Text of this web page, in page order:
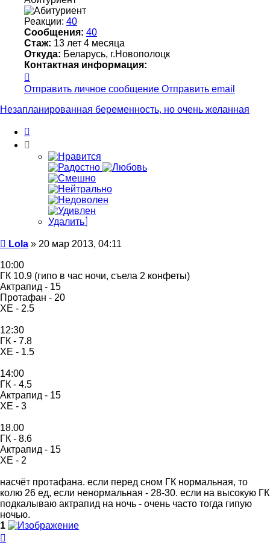
Реакции: 40
Сообщения: 40
Стаж: 13 лет 4 месяца
Откуда: Беларусь, г.Новополоцк
Контактная информация:
информация
пользователя
Lola
Отправить личное сообщение Отправить email
Незапланированная беременность, но очень желанная
Удалить
Сообщение
Lola » 20 мар 2013, 04:11
10:00
ГК 10.9 (гипо в час ночи, съела 2 конфеты)
Актрапид - 15
Протафан - 20
ХЕ - 2.5
12:30
ГК - 7.8
ХЕ - 1.5
14:00
ГК - 4.5
Актрапид - 15
ХЕ - 3
18.00
ГК - 8.6
Актрапид - 15
ХЕ - 2
насчёт протафана. если перед сном ГК нормальная, то
колю 26 ед, если ненормальная - 28-30. если на высокую ГК
подкалываю актрапид на ночь - очень часто тогда гипую
ночью.
1